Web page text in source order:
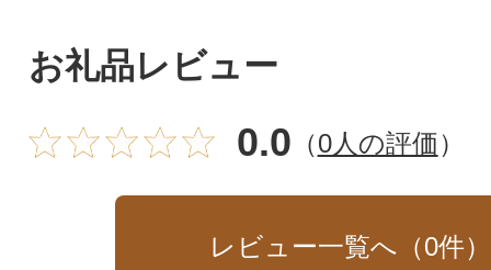
お礼品レビュー
0.0 （0人の評価）
レビュー一覧へ（0件）